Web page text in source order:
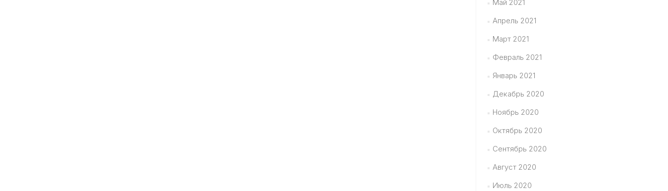
Май 2021
Апрель 2021
Март 2021
Февраль 2021
Январь 2021
Декабрь 2020
Ноябрь 2020
Октябрь 2020
Сентябрь 2020
Август 2020
Июль 2020